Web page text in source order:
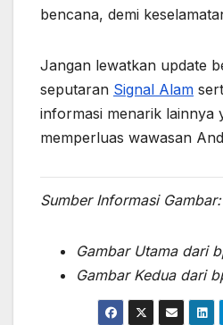
bencana, demi
Jangan lewatkan update
seputaran Signal Alam
informasi menarik lainnya
memperluas wawasan
Sumber Informasi Gambar:
Gambar Utama dari
Gambar Kedua dari